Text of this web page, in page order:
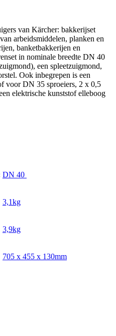
van Kärcher: bakkerijset
arbeidsmiddelen, planken en
banketbakkerijen en
in nominale breedte DN 40
een spleetzuigmond,
Ook inbegrepen is een
voor DN 35 sproeiers, 2 x 0,5
elektrische kunststof elleboog
DN 40
3,1kg
3,9kg
705 x 455 x 130mm